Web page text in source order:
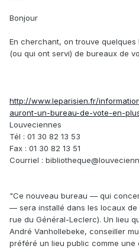
Bonjour
En cherchant, on trouve
(ou qui ont servi) de bureaux de
http://www.leparisien.fr/
auront-un-bureau-de-vote-en-
Louveciennes
Tél : 01 30 82 13 53
Fax : 01 30 82 13 51
Courriel :
"Ce nouveau bureau — qui
— sera installé dans les locaux
rue du Général-Leclerc). Un lieu
André Vanhollebeke, conseiller
préféré un lieu public comme